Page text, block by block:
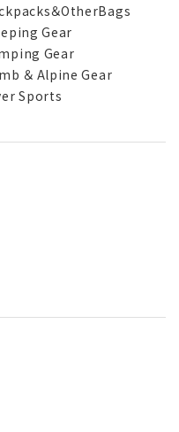
＆OtherBags
Gear
Gear
＆ Alpine Gear
Sports